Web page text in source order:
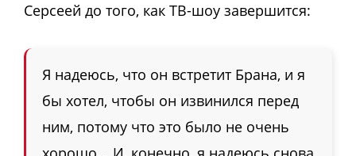
Серсеей до того, как ТВ-шоу завершится:
Я надеюсь, что он встретит Брана, и я
бы хотел, чтобы он извинился перед
ним, потому что это было не очень